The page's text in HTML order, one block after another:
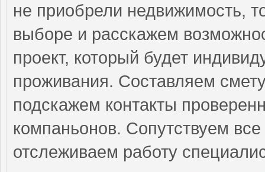
не приобрели недвижимость,
выборе и расскажем
проект, который будет
проживания. Составляем
подскажем контакты
компаньонов. Сопутствуем
отслеживаем работу